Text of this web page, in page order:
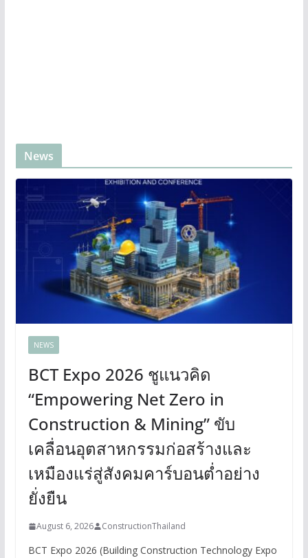
News
NEWS
BCT Expo 2026 ชูแนวคิด
“Empowering Net Zero in
Construction & Mining” ขับ
เคลื่อนอุตสาหกรรมก่อสร้างและ
เหมืองแร่สู่สังคมคาร์บอนต่ำอย่าง
ยั่งยืน
August 6, 2026 ConstructionThailand
BCT Expo 2026 (Building Construction Technology Expo